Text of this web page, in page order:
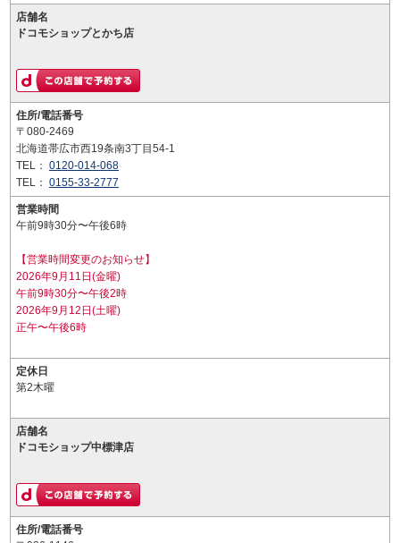
店舗名
ドコモショップとかち店
住所/電話番号
〒080-2469
北海道帯広市西19条南3丁目54-1
TEL： 0120-014-068
TEL： 0155-33-2777
営業時間
午前9時30分〜午後6時
【営業時間変更のお知らせ】
2026年9月11日(金曜)
午前9時30分〜午後2時
2026年9月12日(土曜)
正午〜午後6時
定休日
第2木曜
店舗名
ドコモショップ中標津店
住所/電話番号